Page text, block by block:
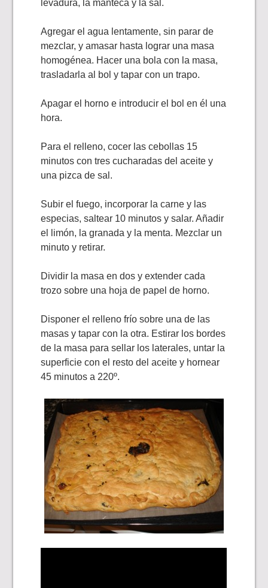
levadura, la manteca y la sal.
Agregar el agua lentamente, sin parar de
mezclar, y amasar hasta lograr una masa
homogénea. Hacer una bola con la masa,
trasladarla al bol y tapar con un trapo.
Apagar el horno e introducir el bol en él una
hora.
Para el relleno, cocer las cebollas 15
minutos con tres cucharadas del aceite y
una pizca de sal.
Subir el fuego, incorporar la carne y las
especias, saltear 10 minutos y salar. Añadir
el limón, la granada y la menta. Mezclar un
minuto y retirar.
Dividir la masa en dos y extender cada
trozo sobre una hoja de papel de horno.
Disponer el relleno frío sobre una de las
masas y tapar con la otra. Estirar los bordes
de la masa para sellar los laterales, untar la
superficie con el resto del aceite y hornear
45 minutos a 220º.